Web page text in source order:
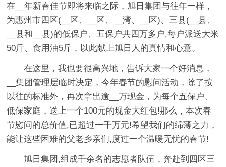
在__年新春佳节即将来临之际，旭日集团与往年一样，
为惠州市四区(__区、__区、__湾、__区)、三县(__县、
__县和__县)的低保户、五保户共四万多户,每户派送大米
50斤、食用油5斤，以此献上旭日人的真情和心意。
在这里，我也要很高兴地，告诉大家一个好消息，
__集团管理层临时决定，今年春节的慰问活动，除了按
以往的标准外，再次拿出逾__万现金，为每个五保户、
低保家庭，送上一个100元的现金大红包!那么，本次春
节慰问的总价值,已超过一千万元!希望我们的绵薄之力，
能让这些困难的父老乡亲们,度过一个温暖无忧的春节!
旭日集团,组成千余名的志愿者队伍，奔赴到四区三